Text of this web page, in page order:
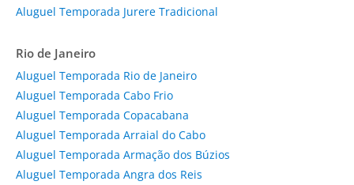
Aluguel Temporada Jurere Tradicional
Rio de Janeiro
Aluguel Temporada Rio de Janeiro
Aluguel Temporada Cabo Frio
Aluguel Temporada Copacabana
Aluguel Temporada Arraial do Cabo
Aluguel Temporada Armação dos Búzios
Aluguel Temporada Angra dos Reis